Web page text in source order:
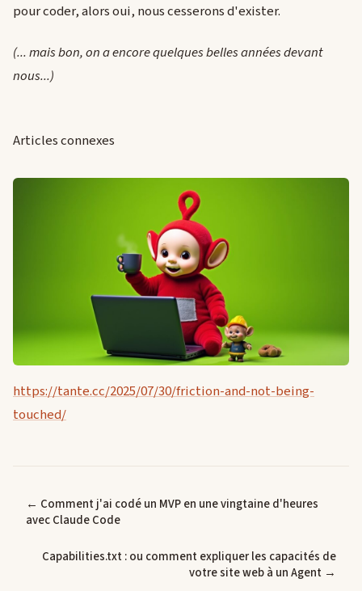
pour coder, alors oui, nous cesserons d'exister.
(... mais bon, on a encore quelques belles années devant
nous...)
Articles connexes
https://tante.cc/2025/07/30/friction-and-not-being-
touched/
← Comment j'ai codé un MVP en une vingtaine d'heures
avec Claude Code
Capabilities.txt : ou comment expliquer les capacités de
votre site web à un Agent →